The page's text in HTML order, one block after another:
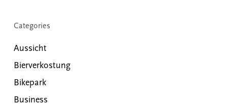
Categories
Aussicht
Bierverkostung
Bikepark
Business